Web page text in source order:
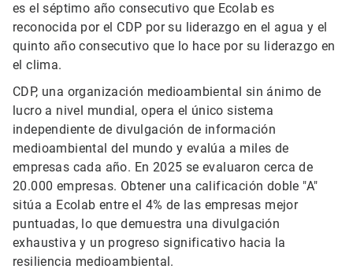
es el séptimo año consecutivo que Ecolab es
reconocida por el CDP por su liderazgo en el agua y el
quinto año consecutivo que lo hace por su liderazgo en
el clima.
CDP, una organización medioambiental sin ánimo de
lucro a nivel mundial, opera el único sistema
independiente de divulgación de información
medioambiental del mundo y evalúa a miles de
empresas cada año. En 2025 se evaluaron cerca de
20.000 empresas. Obtener una calificación doble "A"
sitúa a Ecolab entre el 4% de las empresas mejor
puntuadas, lo que demuestra una divulgación
exhaustiva y un progreso significativo hacia la
resiliencia medioambiental.